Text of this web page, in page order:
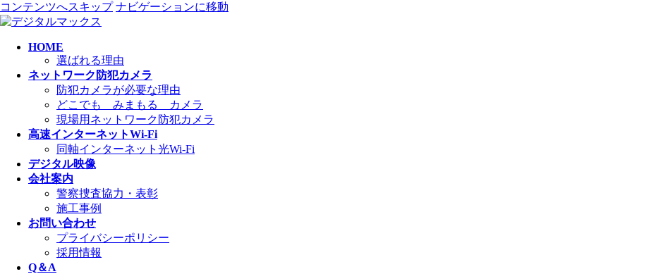
コンテンツへスキップ ナビゲーションに移動
HOME
選ばれる理由
ネットワーク防犯カメラ
防犯カメラが必要な理由
どこでも みまもる カメラ
現場用ネットワーク防犯カメラ
高速インターネットWi-Fi
同軸インターネット光Wi-Fi
デジタル映像
会社案内
警察捜査協力・表彰
施工事例
お問い合わせ
プライバシーポリシー
採用情報
Q＆A